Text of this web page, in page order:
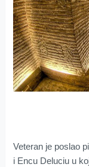
Veteran je poslao
i Encu Deluciu u